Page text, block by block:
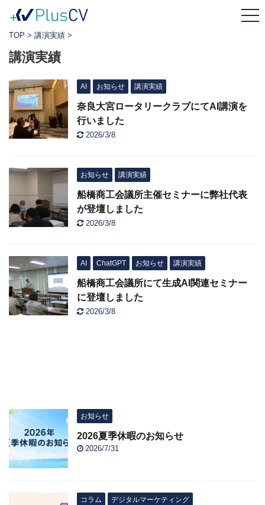
TOP > 講演実績 >
講演実績
AI お知らせ 講演実績
奈良大宮ロータリークラブにてAI講演を
行いました
2026/3/8
お知らせ 講演実績
船橋商工会議所主催セミナーに弊社代表
が登壇しました
2026/3/8
AI ChatGPT お知らせ 講演実績
船橋商工会議所にて生成AI関連セミナー
に登壇しました
2026/3/8
お知らせ
2026夏季休暇のお知らせ
2026/7/31
コラム デジタルマーケティング